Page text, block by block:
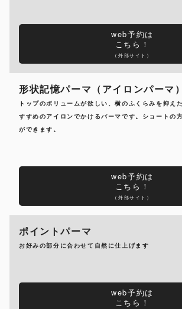
web予約は
こちら！
（外部サイト）
形状記憶パーマ（アイロンパーマ）
トップのボリュームが欲しい、横のふくらみを抑え
すすめのアイロンでかけるパーマです。ショートの
ができます。
web予約は
こちら！
（外部サイト）
ポイントパーマ
お好みの部分に合わせて自然に仕上げます
web予約は
こちら！